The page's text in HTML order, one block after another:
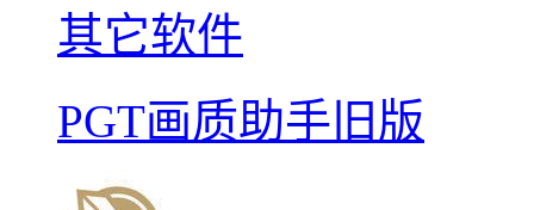
其它软件
PGT画质助手旧版